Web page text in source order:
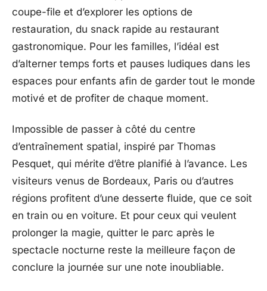
coupe-file et d’explorer les options de
restauration, du snack rapide au restaurant
gastronomique. Pour les familles, l’idéal est
d’alterner temps forts et pauses ludiques dans les
espaces pour enfants afin de garder tout le monde
motivé et de profiter de chaque moment.
Impossible de passer à côté du centre
d’entraînement spatial, inspiré par Thomas
Pesquet, qui mérite d’être planifié à l’avance. Les
visiteurs venus de Bordeaux, Paris ou d’autres
régions profitent d’une desserte fluide, que ce soit
en train ou en voiture. Et pour ceux qui veulent
prolonger la magie, quitter le parc après le
spectacle nocturne reste la meilleure façon de
conclure la journée sur une note inoubliable.